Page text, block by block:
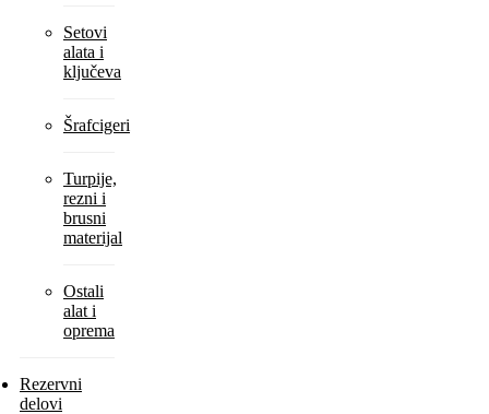
Setovi
alata i
ključeva
Šrafcigeri
Turpije,
rezni i
brusni
materijal
Ostali
alat i
oprema
Rezervni
delovi